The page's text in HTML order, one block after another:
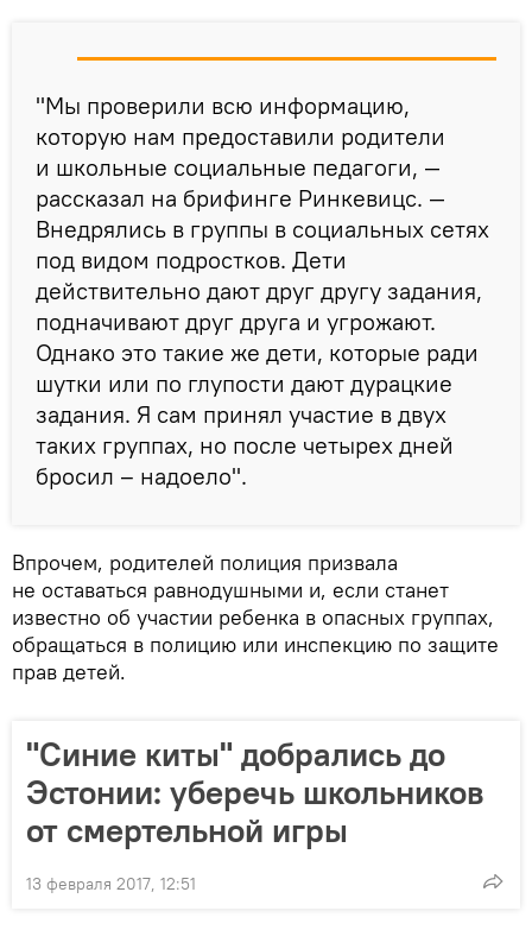
"Мы проверили всю информацию,
которую нам предоставили родители
и школьные социальные педагоги, —
рассказал на брифинге Ринкевицс. —
Внедрялись в группы в социальных сетях
под видом подростков. Дети
действительно дают друг другу задания,
подначивают друг друга и угрожают.
Однако это такие же дети, которые ради
шутки или по глупости дают дурацкие
задания. Я сам принял участие в двух
таких группах, но после четырех дней
бросил – надоело".
Впрочем, родителей полиция призвала
не оставаться равнодушными и, если станет
известно об участии ребенка в опасных группах,
обращаться в полицию или инспекцию по защите
прав детей.
"Синие киты" добрались до
Эстонии: уберечь школьников
от смертельной игры
13 февраля 2017, 12:51